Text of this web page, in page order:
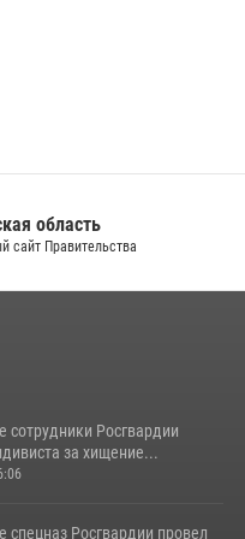
область
сайт Правительства
сотрудники Росгвардии
за хищение...
Росгвардии провел